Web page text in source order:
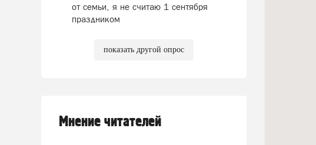
от семьи, я не считаю 1 сентября
праздником
показать другой опрос
Мнение читателей